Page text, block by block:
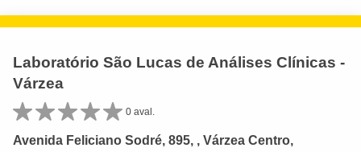
Laboratório São Lucas de Análises Clínicas -
Várzea
0 aval.
Avenida Feliciano Sodré, 895, , Várzea Centro,